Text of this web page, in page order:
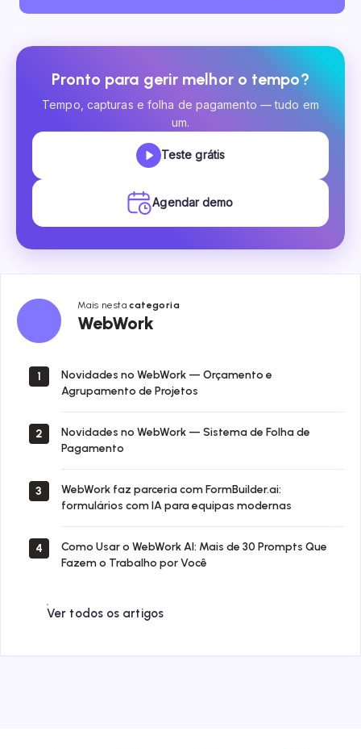
Pronto para gerir melhor o tempo?
Tempo, capturas e folha de pagamento — tudo em
um.
Teste grátis
Agendar demo
Mais nestacategoria
WebWork
WebWork
1
Novidades no WebWork — Orçamento e
Agrupamento de Projetos
2
Novidades no WebWork — Sistema de Folha de
Pagamento
3
WebWork faz parceria com FormBuilder.ai:
formulários com IA para equipas modernas
4
Como Usar o WebWork AI: Mais de 30 Prompts Que
Fazem o Trabalho por Você
Ver todos os artigos